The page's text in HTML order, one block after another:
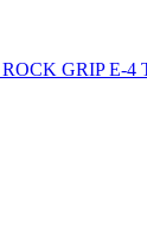
GRIP E-4